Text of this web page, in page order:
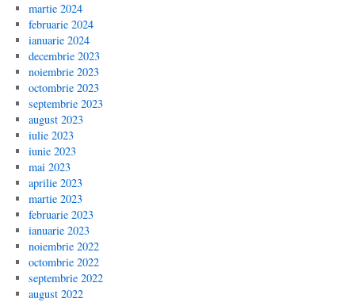
martie 2024
februarie 2024
ianuarie 2024
decembrie 2023
noiembrie 2023
octombrie 2023
septembrie 2023
august 2023
iulie 2023
iunie 2023
mai 2023
aprilie 2023
martie 2023
februarie 2023
ianuarie 2023
noiembrie 2022
octombrie 2022
septembrie 2022
august 2022